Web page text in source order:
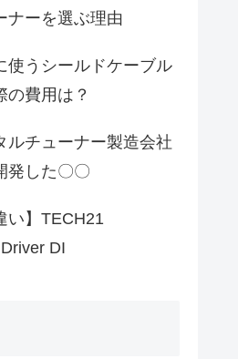
ナーを選ぶ理由
使うシールドケーブル
の費用は？
ルチューナー製造会社
発した〇〇
い】TECH21
DI